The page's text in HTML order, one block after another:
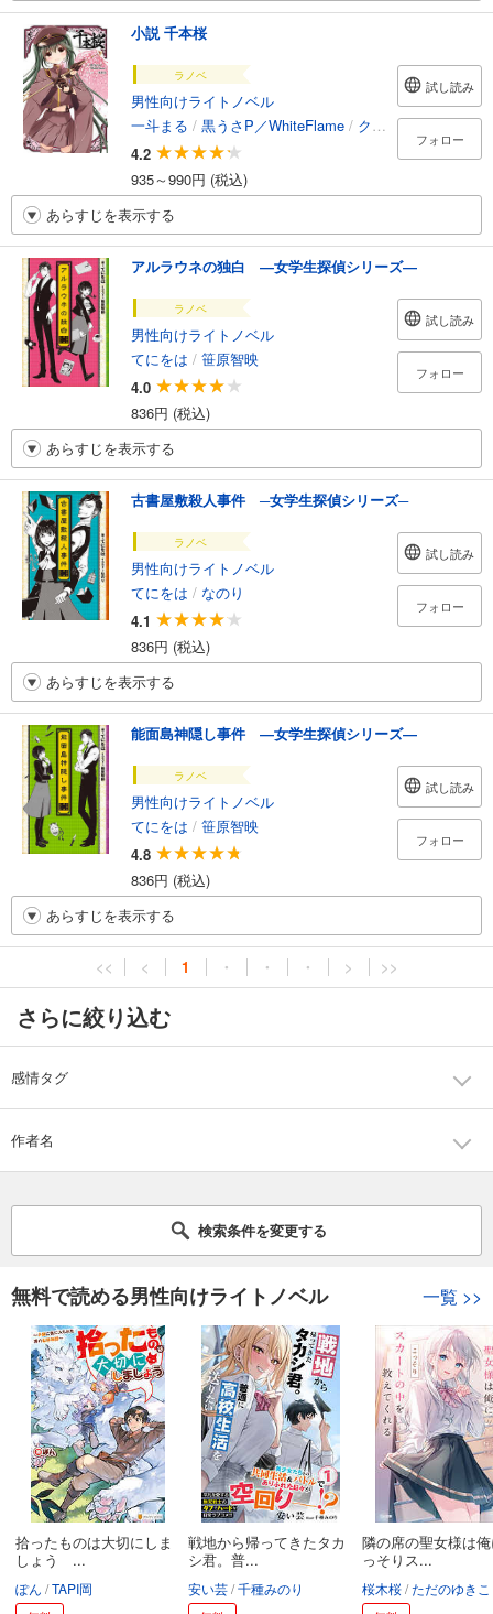
小説 千本桜
ラノベ
男性向けライトノベル
一斗まる / 黒うさP／WhiteFlame / クリプトン・フューチャー・メディア株式会社
4.2
935～990円 (税込)
試し読み
フォロー
あらすじを表示する
アルラウネの独白 ―女学生探偵シリーズ―
ラノベ
男性向けライトノベル
てにをは / 笹原智映
4.0
836円 (税込)
試し読み
フォロー
あらすじを表示する
古書屋敷殺人事件 ─女学生探偵シリーズ─
ラノベ
男性向けライトノベル
てにをは / なのり
4.1
836円 (税込)
試し読み
フォロー
あらすじを表示する
能面島神隠し事件 ―女学生探偵シリーズ―
ラノベ
男性向けライトノベル
てにをは / 笹原智映
4.8
836円 (税込)
試し読み
フォロー
あらすじを表示する
<< < 1 ・ ・ ・ > >>
さらに絞り込む
感情タグ
作者名
検索条件を変更する
無料で読める男性向けライトノベル 一覧 >>
拾ったものは大切にしま
しょう ...
ぽん TAPI岡
戦地から帰ってきたタカ
シ君。普...
安い芸 千種みのり
隣の席の聖女様は
っそりス...
桜木桜 ただのゆきこ